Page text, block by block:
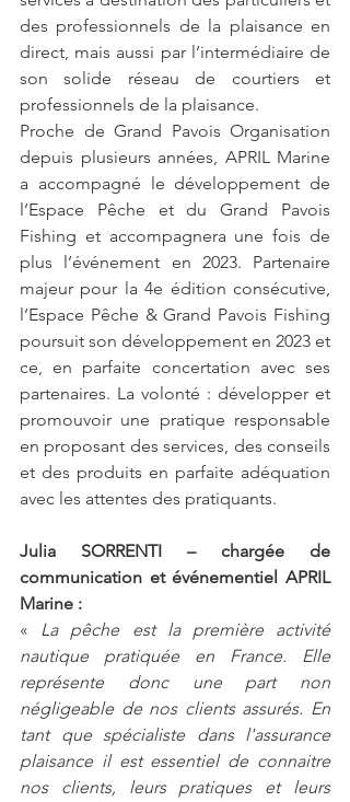
des professionnels de la plaisance en
direct, mais aussi par l’intermédiaire de
son solide réseau de courtiers et
professionnels de la plaisance.
Proche de Grand Pavois Organisation
depuis plusieurs années, APRIL Marine
a accompagné le développement de
l’Espace Pêche et du Grand Pavois
Fishing et accompagnera une fois de
plus l’événement en 2023. Partenaire
majeur pour la 4e édition consécutive,
l’Espace Pêche & Grand Pavois Fishing
poursuit son développement en 2023 et
ce, en parfaite concertation avec ses
partenaires. La volonté : développer et
promouvoir une pratique responsable
en proposant des services, des conseils
et des produits en parfaite adéquation
avec les attentes des pratiquants.
Julia SORRENTI – chargée de
communication et événementiel APRIL
Marine :
« La pêche est la première activité
nautique pratiquée en France. Elle
représente donc une part non
négligeable de nos clients assurés. En
tant que spécialiste dans l'assurance
plaisance il est essentiel de connaitre
nos clients, leurs pratiques et leurs